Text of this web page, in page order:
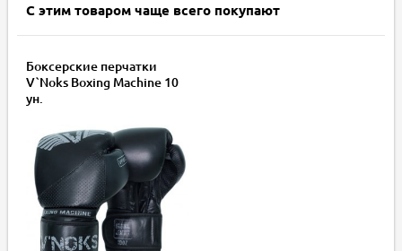
С этим товаром чаще всего покупают
Боксерские перчатки
V`Noks Boxing Machine 10
ун.